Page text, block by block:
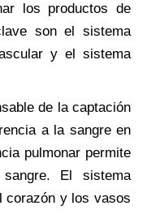
los productos de
son el sistema
y el sistema
de la captación
a la sangre en
pulmonar permite
El sistema
corazón y los vasos